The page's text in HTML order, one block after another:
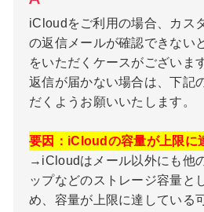
iCloudをご利用の場合、カス
の返信メールが確認できない
をいただくケースがございま
返信が届かない場合は、下記
だくようお願いいたします。
要因：iCloudの容量が上限に
→iCloudはメール以外にも他
ップなどのストレージ容量と
め、容量が上限に達している